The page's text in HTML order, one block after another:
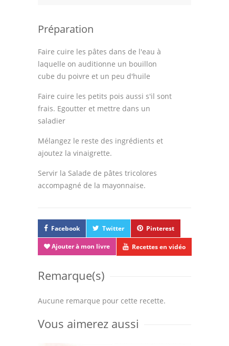
Forum
Thèmes
Préparation
Faire cuire les pâtes dans de l'eau à
laquelle on auditionne un bouillon
cube du poivre et un peu d'huile
Faire cuire les petits pois aussi s'il sont
frais. Egoutter et mettre dans un
saladier
Mélangez le reste des ingrédients et
ajoutez la vinaigrette.
Servir la Salade de pâtes tricolores
accompagné de la mayonnaise.
Facebook Twitter Pinterest
Ajouter à mon livre Recettes en vidéo
Remarque(s)
Aucune remarque pour cette recette.
Vous aimerez aussi